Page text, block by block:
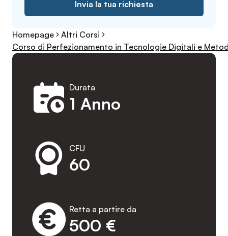
Invia la tua richiesta
Homepage
Altri Corsi
Corso di Perfezionamento in Tecnologie Digitali e
1 Anno
Durata
60
CFU
500 €
Retta a partire da